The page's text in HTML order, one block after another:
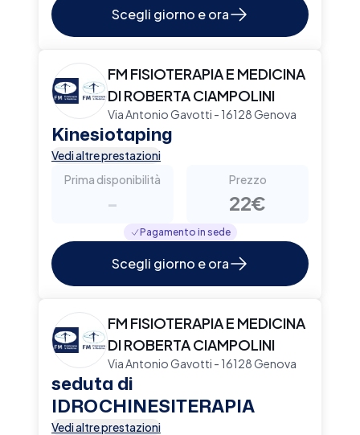
Scegli giorno e ora
FM FISIOTERAPIA E MEDICINA
DI ROBERTA CIAMPOLINI
Via Antonio Gavotti - 16128 Genova
Kinesiotaping
Vedi altre prestazioni
Prima disponibilità
-
Prezzo
22€
Pagamento in sede
Scegli giorno e ora
FM FISIOTERAPIA E MEDICINA
DI ROBERTA CIAMPOLINI
Via Antonio Gavotti - 16128 Genova
seduta di
IDROCHINESITERAPIA
Vedi altre prestazioni